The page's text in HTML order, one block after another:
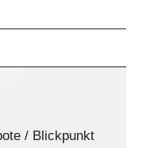
/ Blickpunkt